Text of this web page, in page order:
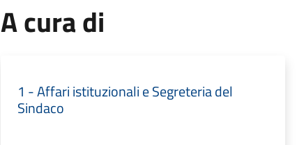
A cura di
1 - Affari istituzionali e Segreteria del
Sindaco